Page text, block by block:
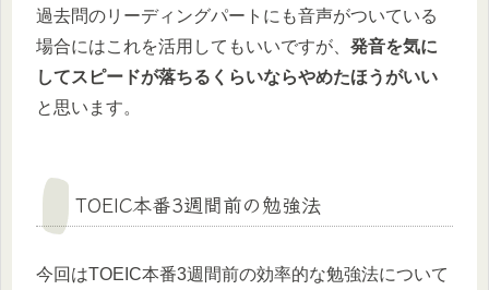
過去問のリーディングパートにも音声がついている
場合にはこれを活用してもいいですが、 発音を気に
してスピードが落ちるくらいならやめたほうがいい
と思います。
TOEIC本番3週間前の勉強法
今回はTOEIC本番3週間前の効率的な勉強法について